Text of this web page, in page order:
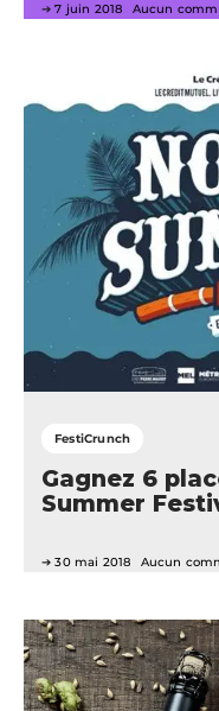
7 juin 2018 Aucun
FestiCrunch
Gagnez 6
Summer
30 mai 2018 Aucun